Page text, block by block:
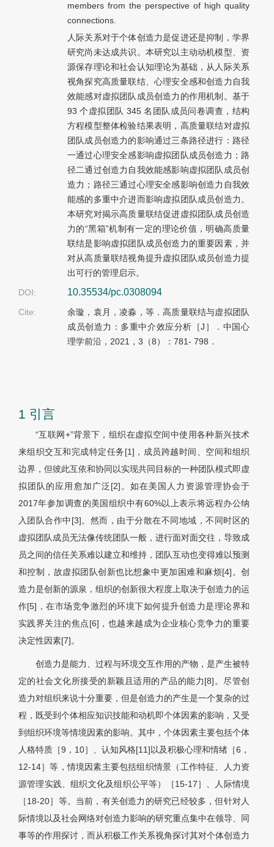
members from the perspective of high quality
connections.
人际关系对于个体创造力是促进还是抑制，学界
研究尚未达成共识。本研究以主动动机模型、资
源保存理论和社会认知理论为基础，从人际关系
视角探究高质量联结、心理安全感和创造力自我
效能感对虚拟团队成员创造力的作用机制。基于
93 个虚拟团队 345 名团队成员问卷调查，结构
方程模型整体检验结果表明，高质量联结对虚拟
团队成员创造力的影响通过三条路径进行：路径
一通过心理安全感影响虚拟团队成员创造力；路
径二通过创造力自我效能感影响虚拟团队成员创
造力；路径三通过心理安全感影响创造力自我效
能感的多重中介进而影响虚拟团队成员创造力。
本研究对揭示高质量联结促进虚拟团队成员创造
力的“黑箱”机制有一定的理论价值，明确高质量
联结是影响虚拟团队成员创造力的重要因素，并
对从高质量联结视角提升虚拟团队成员创造力提
出可行的管理启示。
DOI:
10.35534/pc.0308094
Cite:
余璇，袁月，凌淼，等．高质量联结与虚拟团队
成员创造力：多重中介效应分析［J］．中国心
理学前沿，2021，3（8）：781- 798．
1 引言
“互联网+”背景下，组织在虚拟空间中使用各种新兴技术
来组织交互和完成特定任务[1]，成员跨越时间、空间和组织
边界，但彼此互依和协同以实现共同目标的一种团队模式即虚
拟团队的应用愈加广泛[2]。如在美国人力资源管理协会于
2017年参加调查的美国组织中有60%以上表示将远程办公纳
入团队合作中[3]。然而，由于分散在不同地域，不同时区的
虚拟团队成员无法像传统团队一般，进行面对面交往，导致成
员之间的信任关系难以建立和维持，团队互动也变得难以预测
和控制，故虚拟团队创新也比想象中更加困难和麻烦[4]。创
造力是创新的源泉，组织的创新很大程度上取决于创造力的运
作[5]，在市场竞争激烈的环境下如何提升创造力是理论界和
实践界关注的焦点[6]，也越来越成为企业核心竞争力的重要
决定性因素[7]。
创造力是能力、过程与环境交互作用的产物，是产生被特
定的社会文化所接受的新颖且适用的产品的能力[8]。尽管创
造力对组织来说十分重要，但是创造力的产生是一个复杂的过
程，既受到个体相应知识技能和动机即个体因素的影响，又受
到组织环境等情境因素的影响。其中，个体因素主要包括个体
人格特质［9，10］、认知风格[11]以及积极心理和情绪［6，
12-14］等，情境因素主要包括组织情景（工作特征、人力资
源管理实践、组织文化及组织公平等）［15-17］、人际情境
［18-20］等。当前，有关创造力的研究已经较多，但针对人
际情境以及社会网络对创造力影响的研究重点集中在领导、同
事等的作用探讨，而从积极工作关系视角探讨其对个体创造力